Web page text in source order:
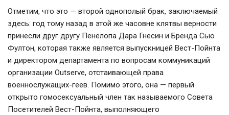
Отметим, что это — второй однополый брак, заключаемый
здесь: год тому назад в этой же часовне клятвы верности
принесли друг другу Пенелопа Дара Гнесин и Бренда Сью
Фултон, которая также является выпускницей Вест-Пойнта
и директором департамента по вопросам коммуникаций
организации Outserve, отстаивающей права
военнослужащих-геев. Помимо этого, она — первый
открыто гомосексуальный член так называемого Совета
Посетителей Вест-Пойнта, выполняющего